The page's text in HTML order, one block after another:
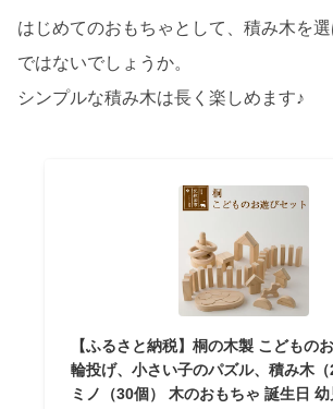
はじめてのおもちゃとして、積み木を
ではないでしょうか。
シンプルな積み木は長く楽しめます♪
【ふるさと納税】桐の木製 こどもの
輪投げ、小さい子のパズル、積み木
ミノ（30個） 木のおもちゃ 誕生日